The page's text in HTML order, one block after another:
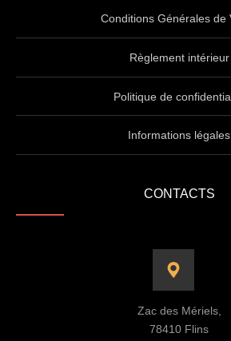
Conditions Générales de
Règlement intérieur
Politique de
Informations légales
CONTACTS
Zac des Mériels,
78410 Flins